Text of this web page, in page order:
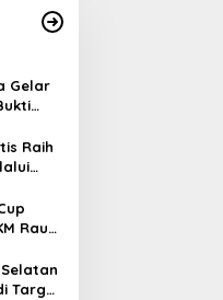
Gelar
Raih
Raup
Target